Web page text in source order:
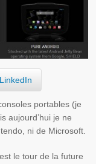
LinkedIn
portables (je
aujourd’hui je ne
ni de Microsoft.
le tour de la future